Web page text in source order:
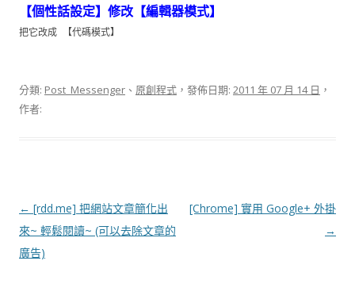
【個性話設定】修改【編輯器模式】
把它改成 【代碼模式】
分類: Post_Messenger 、 原創程式 ，發佈日期: 2011 年 07 月 14 日 ，
作者:
文
章
導
← [rdd.me] 把網站文章簡化出
來~ 輕鬆閱讀~ (可以去除文章的
廣告)
[Chrome] 實用 Google+ 外掛
→